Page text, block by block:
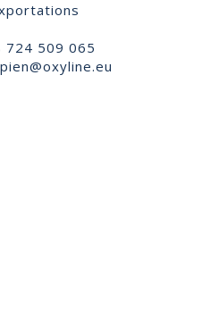
724 509 065